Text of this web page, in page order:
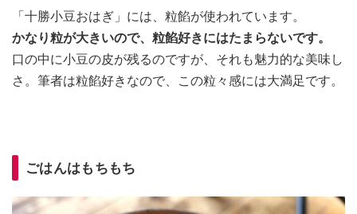
「十勝小豆おはぎ」には、粒餡が使われています。
かなり粒が大きいので、粒餡好きにはたまらないです。
口の中に小豆の皮が残るのですが、それも魅力的な美味し
さ。筆者は粒餡好きなので、この粒々感には大満足です。
ごはんはもちもち